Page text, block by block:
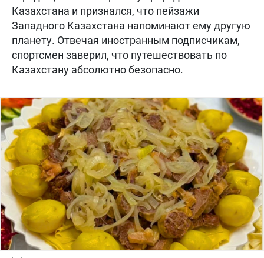
Казахстана и признался, что пейзажи
Западного Казахстана напоминают ему другую
планету. Отвечая иностранным подписчикам,
спортсмен заверил, что путешествовать по
Казахстану абсолютно безопасно.